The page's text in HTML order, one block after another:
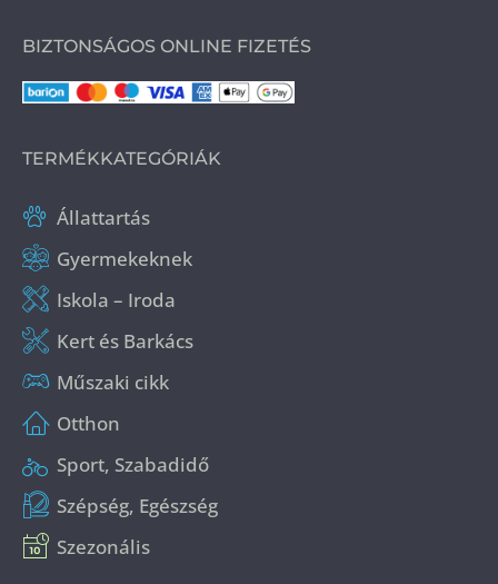
BIZTONSÁGOS ONLINE FIZETÉS
TERMÉKKATEGÓRIÁK
Állattartás
Gyermekeknek
Iskola – Iroda
Kert és Barkács
Műszaki cikk
Otthon
Sport, Szabadidő
Szépség, Egészség
Szezonális